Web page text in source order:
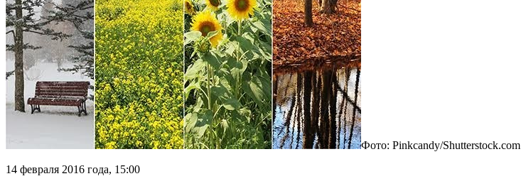
Фото: Pinkcandy/Shutterstock.com
14 февраля 2016 года, 15:00